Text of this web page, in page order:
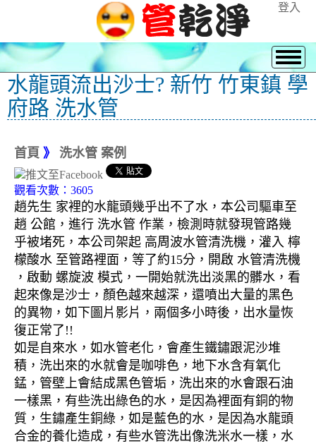
登入
水龍頭流出沙士? 新竹 竹東鎮 學
府路 洗水管
首頁 》 洗水管 案例
觀看次數：3605
趙先生 家裡的水龍頭幾乎出不了水，本公司驅車至
趙 公館，進行 洗水管 作業，檢測時就發現管路幾
乎被堵死，本公司架起 高周波水管清洗機，灌入 檸
檬酸水 至管路裡面，等了約15分，開啟 水管清洗機
，啟動 螺旋波 模式，一開始就洗出淡黑的髒水，看
起來像是沙士，顏色越來越深，還噴出大量的黑色
的異物，如下圖片影片，兩個多小時後，出水量恢
復正常了!!
如是自來水，如水管老化，會產生鐵鏽跟泥沙堆
積，洗出來的水就會是咖啡色，地下水含有氧化
錳，管壁上會結成黑色管垢，洗出來的水會跟石油
一樣黑，有些洗出綠色的水，是因為裡面有銅的物
質，生鏽產生銅綠，如是藍色的水，是因為水龍頭
合金的養化造成，有些水管洗出像洗米水一樣，水